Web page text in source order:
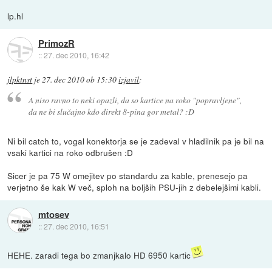
lp.hl
PrimozR
::27. dec 2010, 16:42
jlpktnst je27. dec 2010 ob 15:30izjavil:
A niso ravno to neki opazli, da so kartice na roko "popravljene",
da ne bi slučajno kdo direkt 8-pina gor metal? :D
Ni bil catch to, vogal konektorja se je zadeval v hladilnik pa je bil na
vsaki kartici na roko odbrušen :D
Sicer je pa 75 W omejitev po standardu za kable, prenesejo pa
verjetno še kak W več, sploh na boljših PSU-jih z debelejšimi kabli.
mtosev
::27. dec 2010, 16:51
HEHE. zaradi tega bo zmanjkalo HD 6950 kartic